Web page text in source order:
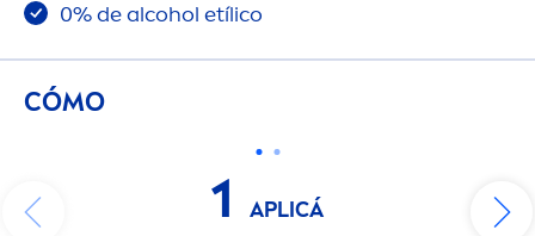
0% de alcohol etílico
CÓMO
1
APLICÁ